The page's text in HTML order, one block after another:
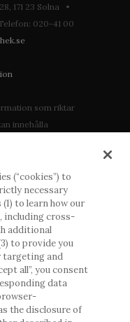
171 23 Solna •
020-41 00
som riktar
innehålla
observera
som
gällande rättslig
eller användning i
kvalitetssäkra
bort vilseledande
mån. Vi har inget
webbplatser som
(“cookies”) to
necessary
to learn how our
including cross-
additional
to provide you
targeting and
all”, you consent
data
the disclosure of